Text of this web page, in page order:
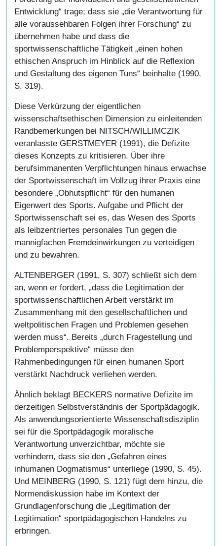
Entwicklung“ trage; dass sie „die Verantwortung für
alle voraussehbaren Folgen ihrer Forschung“ zu
übernehmen habe und dass die
sportwissenschaftliche Tätigkeit „einen hohen
ethischen Anspruch im Hinblick auf die Reflexion
und Gestaltung des eigenen Tuns“ beinhalte (1990,
S. 319).
Diese Verkürzung der eigentlichen
wissenschaftsethischen Dimension zu einleitenden
Randbemerkungen bei NITSCH/WILLIMCZIK
veranlasste GERSTMEYER (1991), die Defizite
dieses Konzepts zu kritisieren. Über ihre
berufsimmanenten Verpflichtungen hinaus erwachse
der Sportwissenschaft im Vollzug ihrer Praxis eine
besondere „Obhutspflicht“ für den humanen
Eigenwert des Sports. Aufgabe und Pflicht der
Sportwissenschaft sei es, das Wesen des Sports
als leibzentriertes personales Tun gegen die
mannigfachen Fremdeinwirkungen zu verteidigen
und zu bewahren.
ALTENBERGER (1991, S. 307) schließt sich dem
an, wenn er fordert, „dass die Legitimation der
sportwissenschaftlichen Arbeit verstärkt im
Zusammenhang mit den gesellschaftlichen und
weltpolitischen Fragen und Problemen gesehen
werden muss“. Bereits „durch Fragestellung und
Problemperspektive“ müsse den
Rahmenbedingungen für einen humanen Sport
verstärkt Nachdruck verliehen werden.
Ähnlich beklagt BECKERS normative Defizite im
derzeitigen Selbstverständnis der Sportpädagogik.
Als anwendungsorientierte Wissenschaftsdisziplin
sei für die Sportpädagogik moralische
Verantwortung unverzichtbar, möchte sie
verhindern, dass sie den „Gefahren eines
inhumanen Dogmatismus“ unterliege (1990, S. 45).
Und MEINBERG (1990, S. 121) fügt dem hinzu, die
Normendiskussion habe im Kontext der
Grundlagenforschung die „Legitimation der
Legitimation“ sportpädagogischen Handelns zu
erbringen.